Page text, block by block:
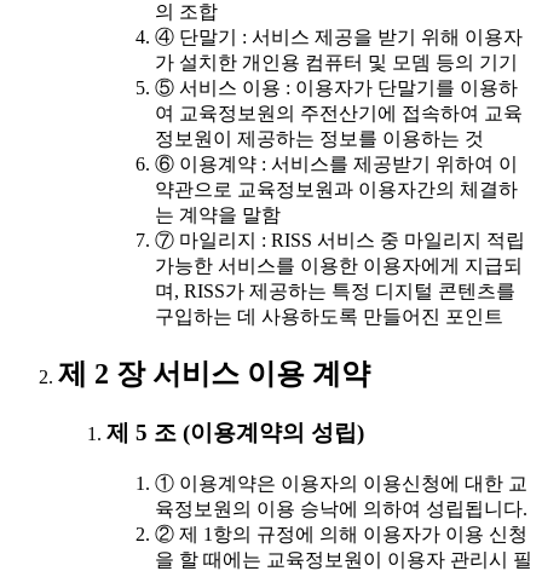
의 조합
④ 단말기 : 서비스 제공을 받기 위해 이용자
가 설치한 개인용 컴퓨터 및 모뎀 등의 기기
⑤ 서비스 이용 : 이용자가 단말기를 이용하
여 교육정보원의 주전산기에 접속하여 교육
정보원이 제공하는 정보를 이용하는 것
⑥ 이용계약 : 서비스를 제공받기 위하여 이
약관으로 교육정보원과 이용자간의 체결하
는 계약을 말함
⑦ 마일리지 : RISS 서비스 중 마일리지 적립
가능한 서비스를 이용한 이용자에게 지급되
며, RISS가 제공하는 특정 디지털 콘텐츠를
구입하는 데 사용하도록 만들어진 포인트
제 2 장 서비스 이용 계약
제 5 조 (이용계약의 성립)
① 이용계약은 이용자의 이용신청에 대한 교
육정보원의 이용 승낙에 의하여 성립됩니다.
② 제 1항의 규정에 의해 이용자가 이용 신청
을 할 때에는 교육정보원이 이용자 관리시 필